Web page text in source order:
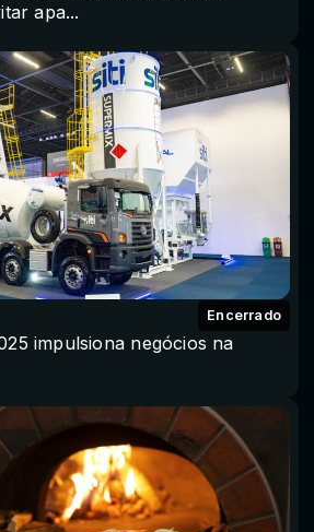
apa...
Encerrado
impulsiona negócios na